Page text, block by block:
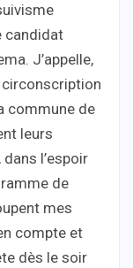
candidat
J’appelle,
commune de
leurs
l’espoir
de
mes
compte et
dès le soir